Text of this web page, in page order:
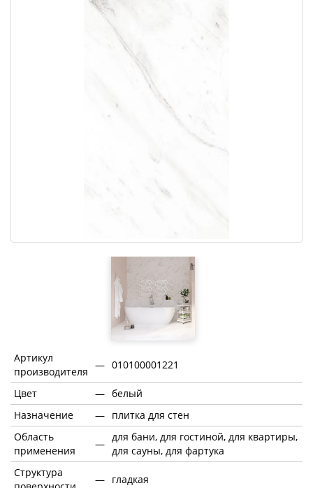
Артикул
производителя
— 010100001221
Цвет — белый
Назначение
— плитка для стен
Область
применения
—
для бани, для гостиной, для квартиры,
для сауны, для фартука
Структура
— гладкая